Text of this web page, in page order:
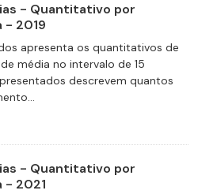
- Quantitativo por
- 2019
apresenta os quantitativos de
média no intervalo de 15
descrevem quantos
- Quantitativo por
- 2021